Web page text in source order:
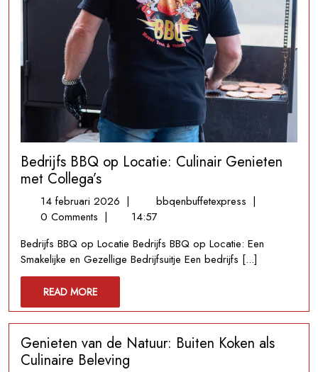
Bedrijfs BBQ op Locatie: Culinair Genieten
met Collega’s
14 februari 2026 14
februari
| bbqenbuffetexpress Bedrijfs
Locatie:
Culinair
Collega’s
|
0 Comments |
14:57
Bedrijfs BBQ op Locatie Bedrijfs BBQ op Locatie: Een
Smakelijke en Gezellige Bedrijfsuitje Een bedrijfs [...]
READ MOREREAD
MORE
Genieten van de Natuur: Buiten Koken als
Culinaire Beleving